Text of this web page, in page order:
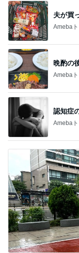
夫が買
Ameba
晩酌の
Ameba
認知症
Ameba